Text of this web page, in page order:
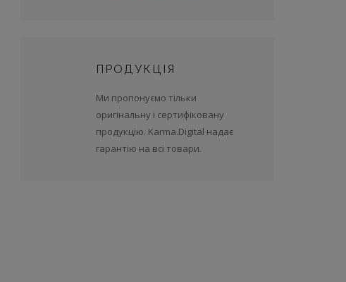
ПРОДУКЦІЯ
Ми пропонуємо тільки
оригінальну і сертифіковану
продукцію. Karma.Digital надає
гарантію на всі товари.